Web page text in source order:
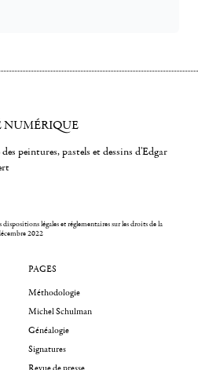
NUMÉRIQUE
peintures, pastels et dessins d'Edgar
légales et réglementaires sur les droits de la
2022
PAGES
Méthodologie
Michel Schulman
Généalogie
Signatures